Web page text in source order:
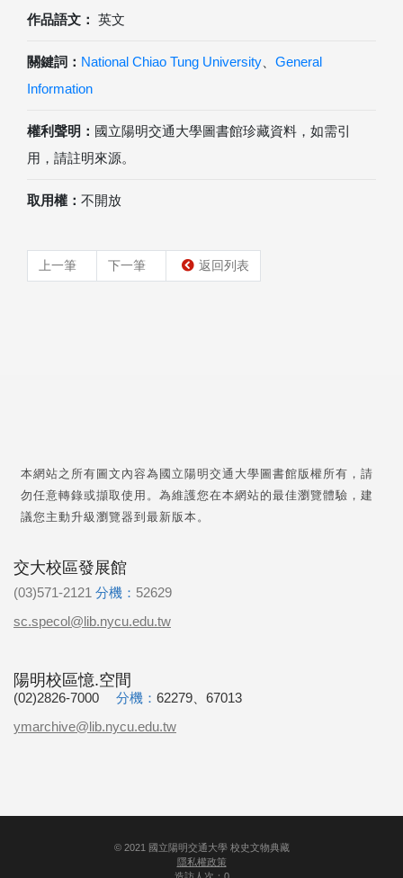
作品語文： 英文
關鍵詞： National Chiao Tung University
General
Information
權利聲明： 國立陽明交通大學圖書館珍藏資料，如需引
用，請註明來源。
取用權： 不開放
上一筆 下一筆 返回列表
本網站之所有圖文內容為國立陽明交通大學圖書館版權所有，請
勿任意轉錄或擷取使用。為維護您在本網站的最佳瀏覽體驗，建
議您主動升級瀏覽器到最新版本。
交大校區發展館
(03)571-2121 分機： 52629
sc.specol@lib.nycu.edu.tw
陽明校區憶.空間
(02)2826-7000 分機： 62279、67013
ymarchive@lib.nycu.edu.tw
© 2021 國立陽明交通大學 校史文物典藏
隱私權政策